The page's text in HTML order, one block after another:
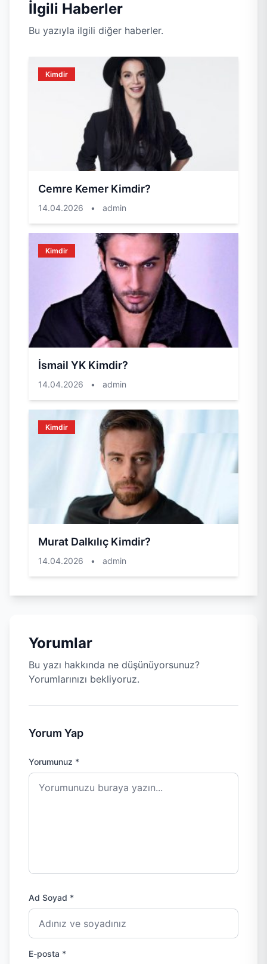
İlgili Haberler
Bu yazıyla ilgili diğer haberler.
Kimdir
Cemre Kemer Kimdir?
14.04.2026 • admin
Kimdir
İsmail YK Kimdir?
14.04.2026 • admin
Kimdir
Murat Dalkılıç Kimdir?
14.04.2026 • admin
Yorumlar
Bu yazı hakkında ne düşünüyorsunuz?
Yorumlarınızı bekliyoruz.
Yorum Yap
Yorumunuz *
Ad Soyad *
E-posta *